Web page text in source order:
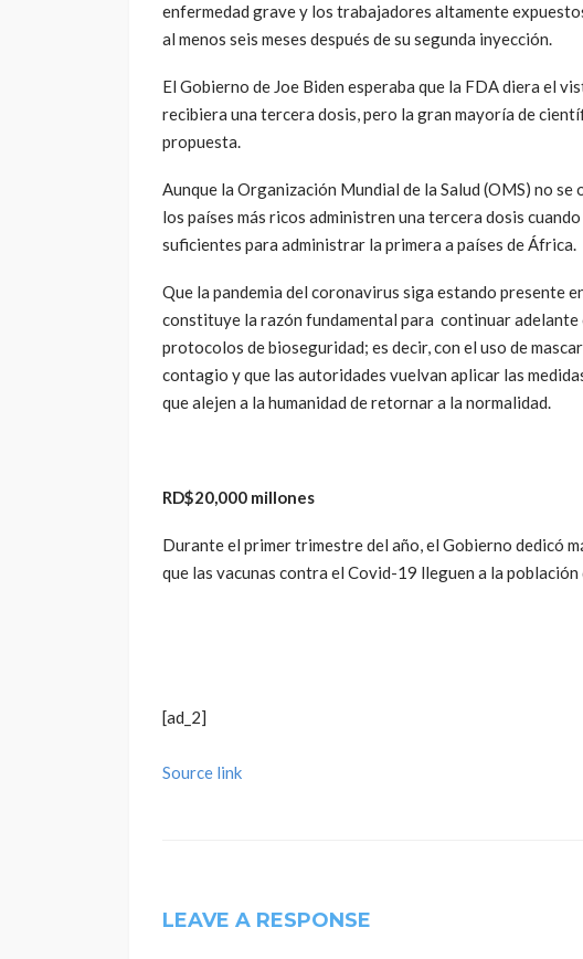
enfermedad grave y los trabajadores altamente
al menos seis meses después de su segunda inyección.
El Gobierno de Joe Biden esperaba que la FDA diera el
recibiera una tercera dosis, pero la gran mayoría de
propuesta.
Aunque la Organización Mundial de la Salud (OMS) no
los países más ricos administren una tercera dosis
suficientes para administrar la primera a países de África.
Que la pandemia del coronavirus siga estando presente
constituye la razón fundamental para continuar adelante
protocolos de bioseguridad; es decir, con el uso de
contagio y que las autoridades vuelvan aplicar las
que alejen a la humanidad de retornar a la normalidad.
RD$20,000 millones
Durante el primer trimestre del año, el Gobierno dedicó
que las vacunas contra el Covid-19 lleguen a la
[ad_2]
Source link
LEAVE A RESPONSE